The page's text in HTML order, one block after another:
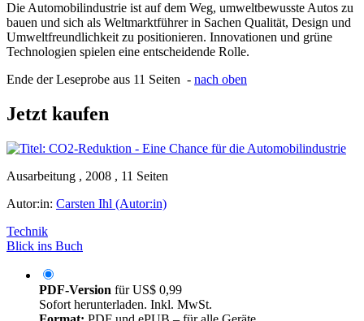
Die Automobilindustrie ist auf dem Weg, umweltbewusste Autos zu
bauen und sich als Weltmarktführer in Sachen Qualität, Design und
Umweltfreundlichkeit zu positionieren. Innovationen und grüne
Technologien spielen eine entscheidende Rolle.
Ende der Leseprobe aus 11 Seiten - nach oben
Jetzt kaufen
Ausarbeitung , 2008 , 11 Seiten
Autor:in: Carsten Ihl (Autor:in)
Technik
Blick ins Buch
PDF-Version fürUS$ 0,99
Sofort herunterladen. Inkl. MwSt.